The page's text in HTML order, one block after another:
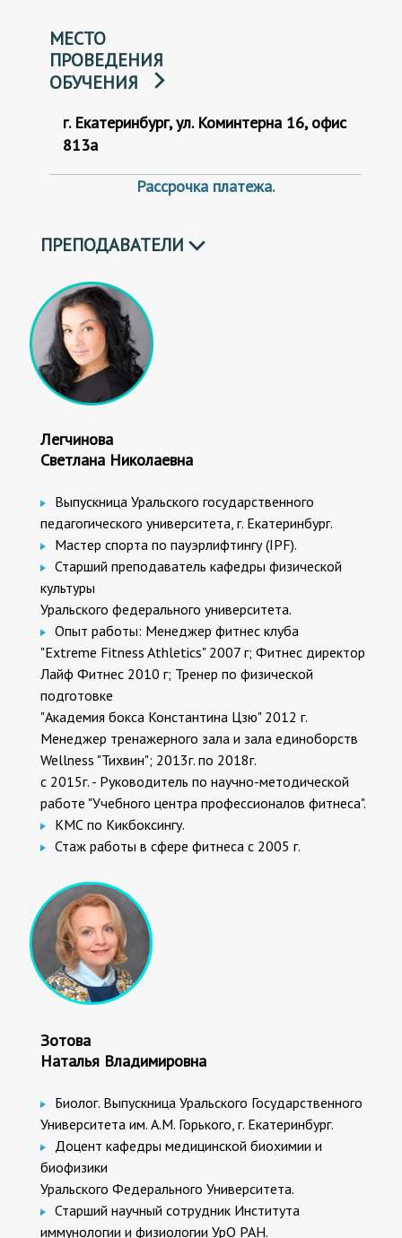
МЕСТО
ПРОВЕДЕНИЯ
ОБУЧЕНИЯ
г. Екатеринбург, ул. Коминтерна 16, офис
813а
Рассрочка платежа.
ПРЕПОДАВАТЕЛИ
Легчинова
Светлана Николаевна
Выпускница Уральского государственного
педагогического университета, г. Екатеринбург.
Мастер спорта по пауэрлифтингу (IPF).
Старший преподаватель кафедры физической
культуры
Уральского федерального университета.
Опыт работы: Менеджер фитнес клуба
"Extreme Fitness Athletics" 2007 г; Фитнес директор
Лайф Фитнес 2010 г; Тренер по физической
подготовке
"Академия бокса Константина Цзю" 2012 г.
Менеджер тренажерного зала и зала единоборств
Wellness "Тихвин"; 2013г. по 2018г.
с 2015г. - Руководитель по научно-методической
работе "Учебного центра профессионалов фитнеса".
КМС по Кикбоксингу.
Стаж работы в сфере фитнеса с 2005 г.
Зотова
Наталья Владимировна
Биолог. Выпускница Уральского Государственного
Университета им. А.М. Горького, г. Екатеринбург.
Доцент кафедры медицинской биохимии и
биофизики
Уральского Федерального Университета.
Старший научный сотрудник Института
иммунологии и физиологии УрО РАН.